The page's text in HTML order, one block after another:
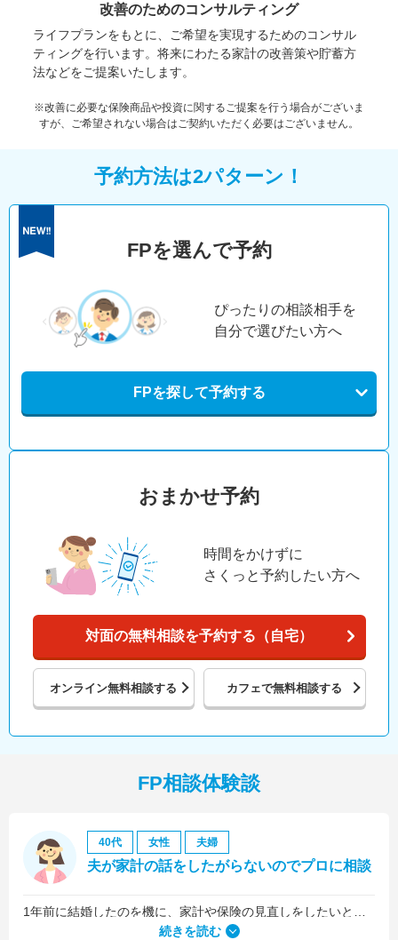
改善のためのコンサルティング
ライフプランをもとに、ご希望を実現するためのコンサル
ティングを行います。将来にわたる家計の改善策や貯蓄方
法などをご提案いたします。
※改善に必要な保険商品や投資に関するご提案を行う場合がございま
すが、ご希望されない場合はご契約いただく必要はございません。
予約方法は2パターン！
FPを選んで予約
ぴったりの相談相手を
自分で選びたい方へ
FPを探して予約する
おまかせ予約
時間をかけずに
さくっと予約したい方へ
対面の無料相談を予約する（自宅）
オンライン無料相談する カフェで無料相談する
FP相談体験談
40代 女性 夫婦
夫が家計の話をしたがらないのでプロに相談
続きを読む